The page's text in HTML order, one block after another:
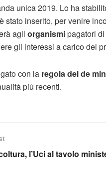
unica 2019. Lo ha
stato inserito, per venire
agli organismipagatori
gli interessi a carico dei
con la regola del de
più recenti.
l’Uci al tavolo